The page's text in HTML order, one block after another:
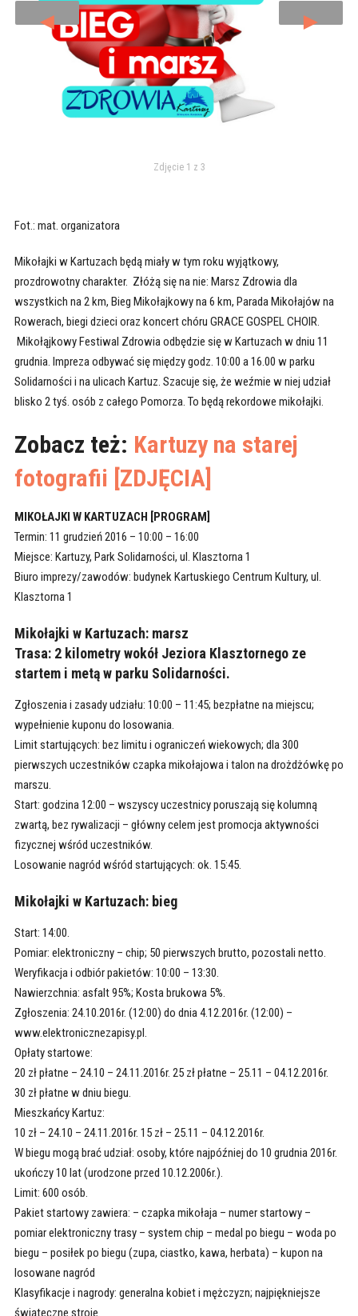
◄ ►
Zdjęcie 1 z 3
Fot.: mat. organizatora
Mikołajki w Kartuzach będą miały w tym roku wyjątkowy,
prozdrowotny charakter. Złóżą się na nie: Marsz Zdrowia dla
wszystkich na 2 km, Bieg Mikołajkowy na 6 km, Parada Mikołajów na
Rowerach, biegi dzieci oraz koncert chóru GRACE GOSPEL CHOIR.
Mikołąjkowy Festiwal Zdrowia odbędzie się w Kartuzach w dniu 11
grudnia. Impreza odbywać się między godz. 10:00 a 16.00 w parku
Solidarności i na ulicach Kartuz. Szacuje się, że weźmie w niej udział
blisko 2 tyś. osób z całego Pomorza. To będą rekordowe mikołajki.
Zobacz też: Kartuzy na starej
fotografii [ZDJĘCIA]
MIKOŁAJKI W KARTUZACH [PROGRAM]
Termin: 11 grudzień 2016 – 10:00 – 16:00
Miejsce: Kartuzy, Park Solidarności, ul. Klasztorna 1
Biuro imprezy/zawodów: budynek Kartuskiego Centrum Kultury, ul.
Klasztorna 1
Mikołajki w Kartuzach: marsz
Trasa: 2 kilometry wokół Jeziora Klasztornego ze
startem i metą w parku Solidarności.
Zgłoszenia i zasady udziału: 10:00 – 11:45; bezpłatne na miejscu;
wypełnienie kuponu do losowania.
Limit startujących: bez limitu i ograniczeń wiekowych; dla 300
pierwszych uczestników czapka mikołajowa i talon na drożdżówkę po
marszu.
Start: godzina 12:00 – wszyscy uczestnicy poruszają się kolumną
zwartą, bez rywalizacji – główny celem jest promocja aktywności
fizycznej wśród uczestników.
Losowanie nagród wśród startujących: ok. 15:45.
Mikołajki w Kartuzach: bieg
Start: 14:00.
Pomiar: elektroniczny – chip; 50 pierwszych brutto, pozostali netto.
Weryfikacja i odbiór pakietów: 10:00 – 13:30.
Nawierzchnia: asfalt 95%; Kosta brukowa 5%.
Zgłoszenia: 24.10.2016r. (12:00) do dnia 4.12.2016r. (12:00) –
www.elektronicznezapisy.pl.
Opłaty startowe:
20 zł płatne – 24.10 – 24.11.2016r. 25 zł płatne – 25.11 – 04.12.2016r.
30 zł płatne w dniu biegu.
Mieszkańcy Kartuz:
10 zł – 24.10 – 24.11.2016r. 15 zł – 25.11 – 04.12.2016r.
W biegu mogą brać udział: osoby, które najpóźniej do 10 grudnia 2016r.
ukończy 10 lat (urodzone przed 10.12.2006r.).
Limit: 600 osób.
Pakiet startowy zawiera: – czapka mikołaja – numer startowy –
pomiar elektroniczny trasy – system chip – medal po biegu – woda po
biegu – posiłek po biegu (zupa, ciastko, kawa, herbata) – kupon na
losowane nagród
Klasyfikacje i nagrody: generalna kobiet i mężczyzn; najpiękniejsze
świąteczne stroje.